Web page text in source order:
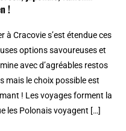
!
Cracovie s’est étendue ces
options savoureuses et
avec d’agréables restos
mais le choix possible est
! Les voyages forment la
les Polonais voyagent […]